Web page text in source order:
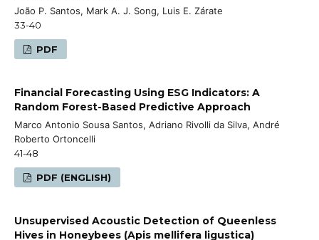
João P. Santos, Mark A. J. Song, Luis E. Zárate
33-40
PDF
Financial Forecasting Using ESG Indicators: A
Random Forest-Based Predictive Approach
Marco Antonio Sousa Santos, Adriano Rivolli da Silva, André
Roberto Ortoncelli
41-48
PDF (ENGLISH)
Unsupervised Acoustic Detection of Queenless
Hives in Honeybees (Apis mellifera ligustica)